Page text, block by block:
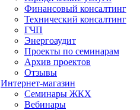
Финансовый консалтинг
Технический консалтинг
ГЧП
Энергоаудит
Проекты по семинарам
Архив проектов
Отзывы
Интернет-магазин
Семинары ЖКХ
Вебинары